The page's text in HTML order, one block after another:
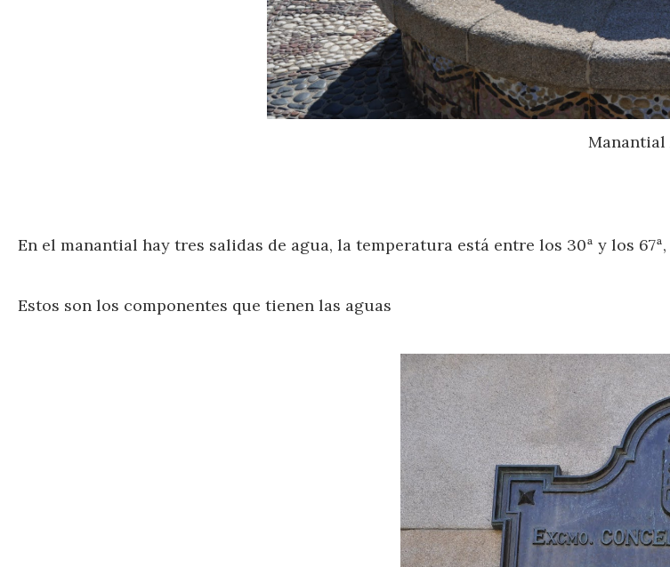
Manantial
En el manantial hay tres salidas de agua, la temperatura está entre los 30ª y los
Estos son los componentes que tienen las aguas